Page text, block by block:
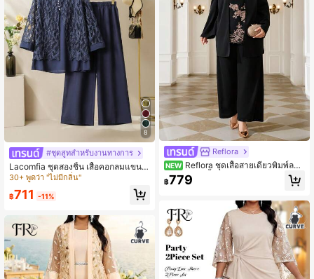
8
#ชุดสูทสำหรับงานทางการ
Lacomfia ชุดสองชิ้น เสื้อคอกลมแขน
3/4 หลวมเทรนด์ลูกไม้คอนทราสท์เอวยื
ดสบาย และกางเกงขายาวเอวยืด ไซส์พิ
เศษ สำหรับฤดูใบไม้ผลิ/ใบไม้ร่วง
30+ พูดว่า "ไม่มีกลิ่น"
฿711 -11%
Reflora
NEW Reflora ชุดเสื้อสายเดี่ยวพิมพ์ลาย
ดอกไม้และเสื้อคาร์ดิแกนแขนยาวและก
างเกงสำหรับผู้หญิงไซส์ใหญ่ ชุดลำลอง
฿779